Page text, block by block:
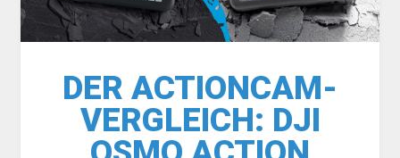
DER ACTIONCAM-
VERGLEICH: DJI